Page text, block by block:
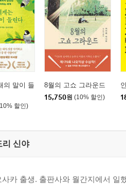
들의 그늘에서
거야!
포’
발 경쟁
성
명과 신약 개발
란
봉인’
의 말이 들
할인)
8월의 고쇼 그라운드
15,750원 (10% 할인)
리 신야
사카 출생. 출판사와 월간지에서